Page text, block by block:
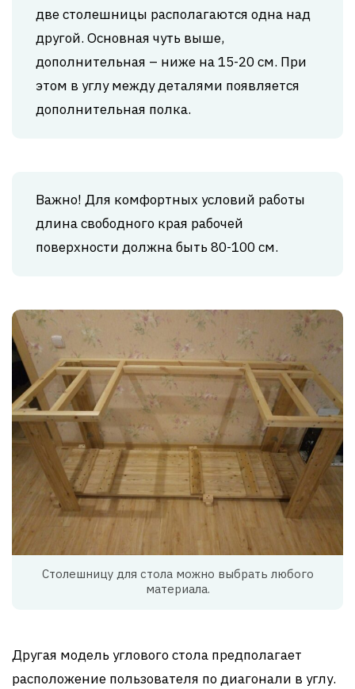
две столешницы располагаются одна над
другой. Основная чуть выше,
дополнительная – ниже на 15-20 см. При
этом в углу между деталями появляется
дополнительная полка.
Важно! Для комфортных условий работы
длина свободного края рабочей
поверхности должна быть 80-100 см.
Столешницу для стола можно выбрать любого
материала.
Другая модель углового стола предполагает
расположение пользователя по диагонали в углу.